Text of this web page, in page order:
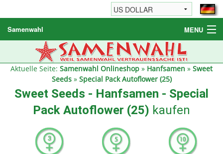
Samenwahl MENU
Hanfsamen
Weitere Produkte
Reseller
Aktuelle Seite: Samenwahl Onlineshop » Hanfsamen » Sweet
Seeds» Special Pack Autoflower (25)
Sweet Seeds - Hanfsamen - Special
Pack Autoflower (25) kaufen